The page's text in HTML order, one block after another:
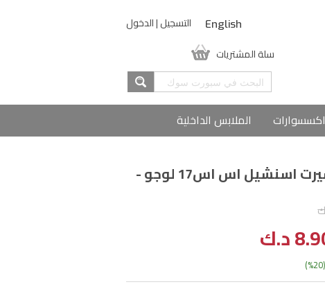
التسجيل|الدخول English
سلة المشتريات
اكسسوارات الملابس الداخلية
إيرييا تيشيرت اسنشيل اس اس17 لوجو -